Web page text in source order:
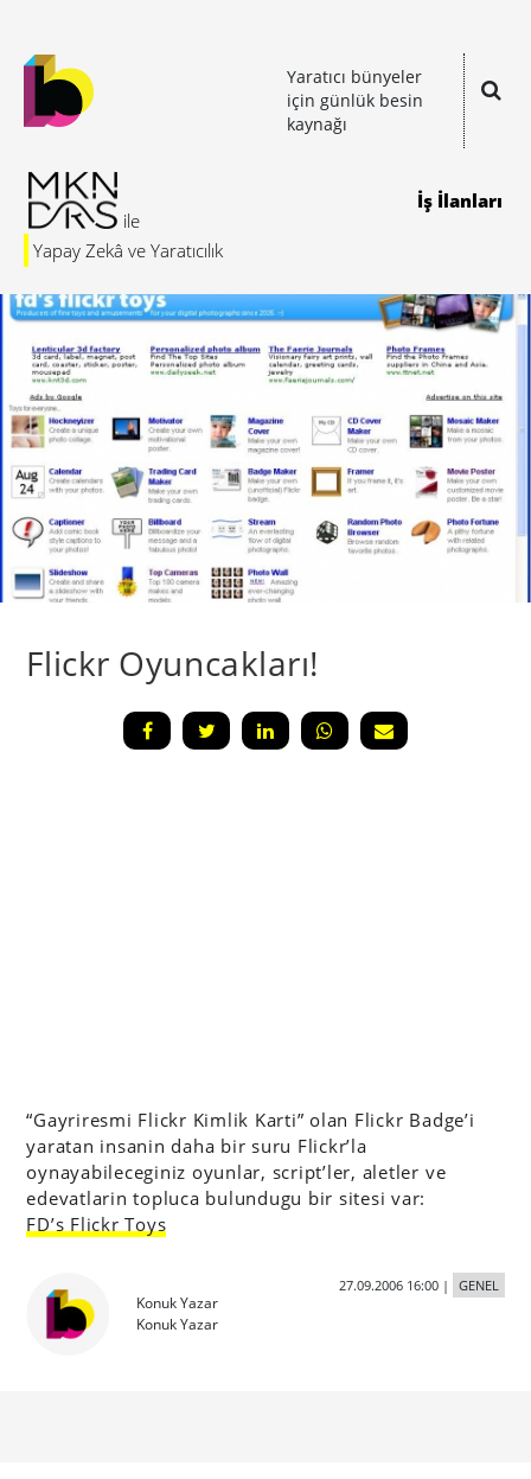
Yaratıcı bünyeler
için günlük besin
kaynağı
Yapay Zekâ ve Yaratıcılık
İş İlanları
Flickr Oyuncakları!
“Gayriresmi Flickr Kimlik Karti” olan Flickr Badge’i
yaratan insanin daha bir suru Flickr’la
oynayabileceginiz oyunlar, script’ler, aletler ve
edevatlarin topluca bulundugu bir sitesi var:
FD’s Flickr Toys
Konuk Yazar
Konuk Yazar
27.09.2006 16:00| GENEL